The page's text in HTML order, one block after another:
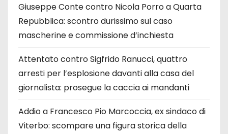
Giuseppe Conte contro Nicola Porro a Quarta
Repubblica: scontro durissimo sul caso
mascherine e commissione d’inchiesta
Attentato contro Sigfrido Ranucci, quattro
arresti per l’esplosione davanti alla casa del
giornalista: prosegue la caccia ai mandanti
Addio a Francesco Pio Marcoccia, ex sindaco di
Viterbo: scompare una figura storica della